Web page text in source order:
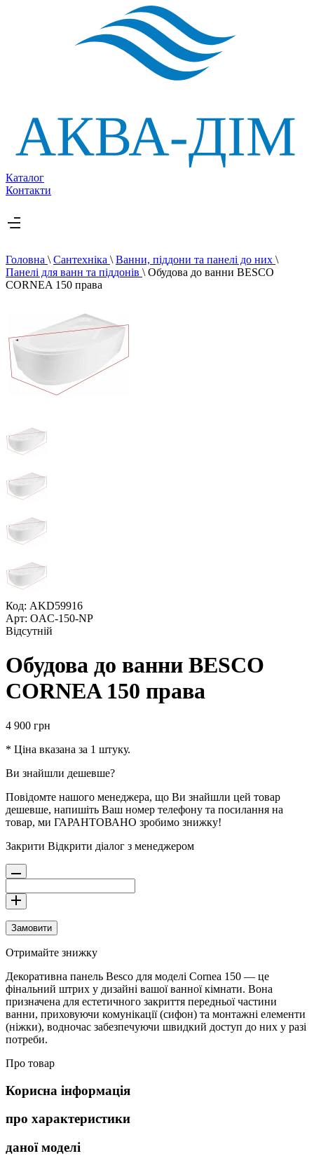
Каталог
Контакти
Головна \ Сантехніка \ Ванни, піддони та панелі до них \
Панелі для ванн та піддонів \ Обудова до ванни BESCO
CORNEA 150 права
Код: AKD59916
Арт: OAC-150-NP
Відсутній
Обудова до ванни BESCO
CORNEA 150 права
4 900 грн
* Ціна вказана за 1 штуку.
Ви знайшли дешевше?
Повідомте нашого менеджера, що Ви знайшли цей товар
дешевше, напишіть Ваш номер телефону та посилання на
товар, ми ГАРАНТОВАНО зробимо знижку!
Закрити Відкрити діалог з менеджером
Замовити
Отримайте знижку
Декоративна панель Besco для моделі Cornea 150 — це
фінальний штрих у дизайні вашої ванної кімнати. Вона
призначена для естетичного закриття передньої частини
ванни, приховуючи комунікації (сифон) та монтажні елементи
(ніжки), водночас забезпечуючи швидкий доступ до них у разі
потреби.
Про товар
Корисна інформація
про характеристики
даної моделі